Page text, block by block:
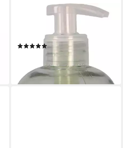
ELIZABETH ARDEN
Gel, mit belebender Wirkung
(28)
ab 18,38 €
(36,76 €/ 1 l)
lieferbar - in 2-3 Werktagen bei dir